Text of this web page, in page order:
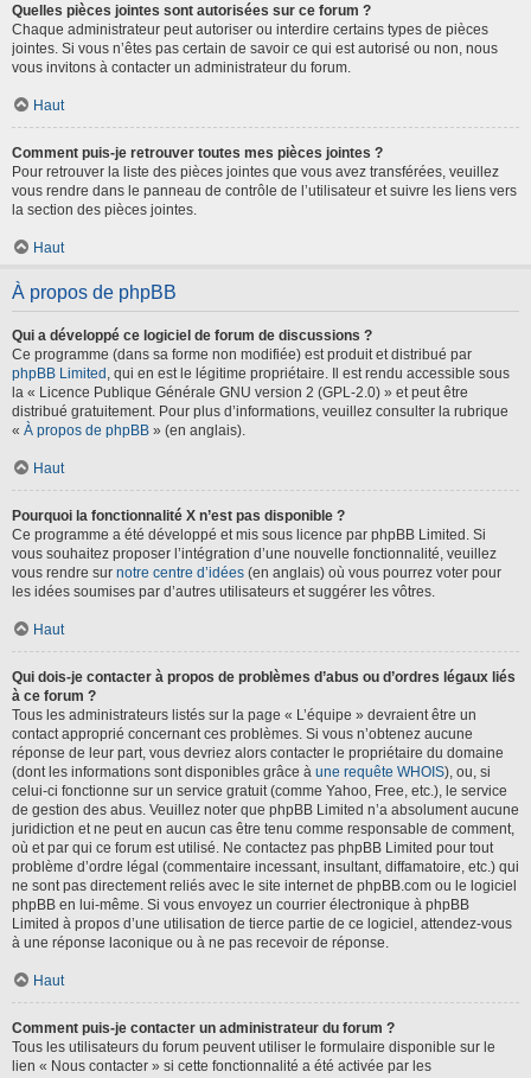
Quelles pièces jointes sont autorisées sur ce forum ?
Chaque administrateur peut autoriser ou interdire certains types de pièces
jointes. Si vous n’êtes pas certain de savoir ce qui est autorisé ou non, nous
vous invitons à contacter un administrateur du forum.
Haut
Comment puis-je retrouver toutes mes pièces jointes ?
Pour retrouver la liste des pièces jointes que vous avez transférées, veuillez
vous rendre dans le panneau de contrôle de l’utilisateur et suivre les liens vers
la section des pièces jointes.
Haut
À propos de phpBB
Qui a développé ce logiciel de forum de discussions ?
Ce programme (dans sa forme non modifiée) est produit et distribué par
phpBB Limited , qui en est le légitime propriétaire. Il est rendu accessible sous
la « Licence Publique Générale GNU version 2 (GPL-2.0) » et peut être
distribué gratuitement. Pour plus d’informations, veuillez consulter la rubrique
« À propos de phpBB » (en anglais).
Haut
Pourquoi la fonctionnalité X n’est pas disponible ?
Ce programme a été développé et mis sous licence par phpBB Limited. Si
vous souhaitez proposer l’intégration d’une nouvelle fonctionnalité, veuillez
vous rendre sur notre centre d’idées (en anglais) où vous pourrez voter pour
les idées soumises par d’autres utilisateurs et suggérer les vôtres.
Haut
Qui dois-je contacter à propos de problèmes d’abus ou d’ordres légaux liés
à ce forum ?
Tous les administrateurs listés sur la page « L’équipe » devraient être un
contact approprié concernant ces problèmes. Si vous n’obtenez aucune
réponse de leur part, vous devriez alors contacter le propriétaire du domaine
(dont les informations sont disponibles grâce à une requête WHOIS), ou, si
celui-ci fonctionne sur un service gratuit (comme Yahoo, Free, etc.), le service
de gestion des abus. Veuillez noter que phpBB Limited n’a absolument aucune
juridiction et ne peut en aucun cas être tenu comme responsable de comment,
où et par qui ce forum est utilisé. Ne contactez pas phpBB Limited pour tout
problème d’ordre légal (commentaire incessant, insultant, diffamatoire, etc.) qui
ne sont pas directement reliés avec le site internet de phpBB.com ou le logiciel
phpBB en lui-même. Si vous envoyez un courrier électronique à phpBB
Limited à propos d’une utilisation de tierce partie de ce logiciel, attendez-vous
à une réponse laconique ou à ne pas recevoir de réponse.
Haut
Comment puis-je contacter un administrateur du forum ?
Tous les utilisateurs du forum peuvent utiliser le formulaire disponible sur le
lien « Nous contacter » si cette fonctionnalité a été activée par les